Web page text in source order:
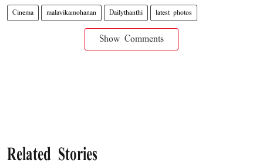
Cinema malavikamohanan Dailythanthi latest photos
Show Comments
Related Stories